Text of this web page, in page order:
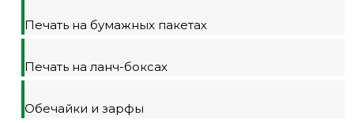
Печать на бумажных пакетах
Печать на ланч-боксах
Обечайки и зарфы